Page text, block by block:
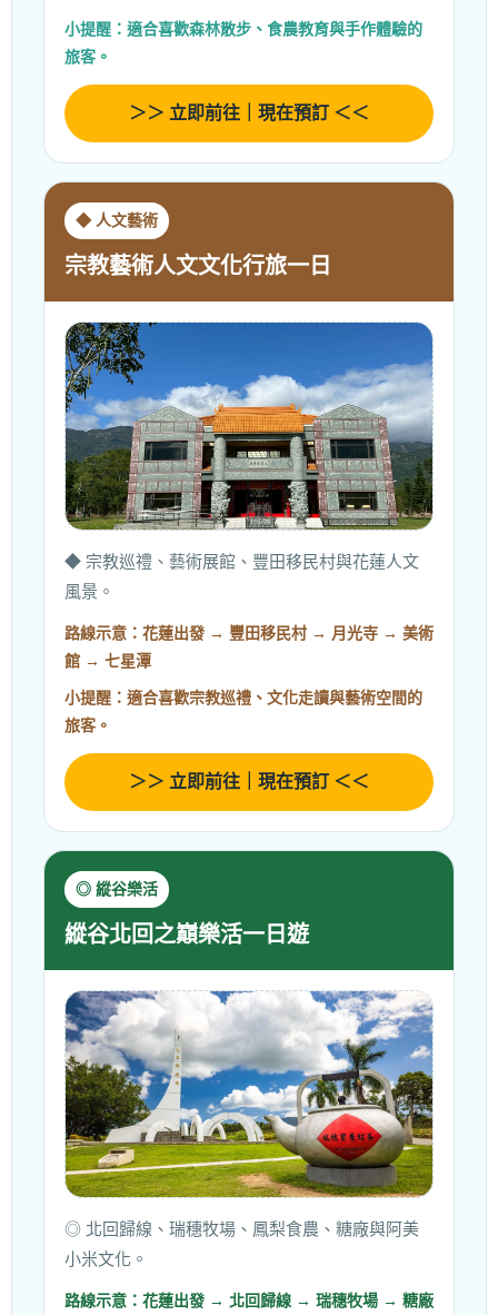
小提醒：適合喜歡森林散步、食農教育與手作體驗的
旅客。
＞＞ 立即前往｜現在預訂 ＜＜
◆ 人文藝術
宗教藝術人文文化行旅一日
◆ 宗教巡禮、藝術展館、豐田移民村與花蓮人文
風景。
路線示意：花蓮出發 → 豐田移民村 → 月光寺 → 美術
館 → 七星潭
小提醒：適合喜歡宗教巡禮、文化走讀與藝術空間的
旅客。
＞＞ 立即前往｜現在預訂 ＜＜
◎ 縱谷樂活
縱谷北回之巔樂活一日遊
◎ 北回歸線、瑞穗牧場、鳳梨食農、糖廠與阿美
小米文化。
路線示意：花蓮出發 → 北回歸線 → 瑞穗牧場 → 糖廠